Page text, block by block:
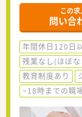
この求
問い合
年間休日120日
残業なし(ほぼ
教育制度あり
~18時までの職